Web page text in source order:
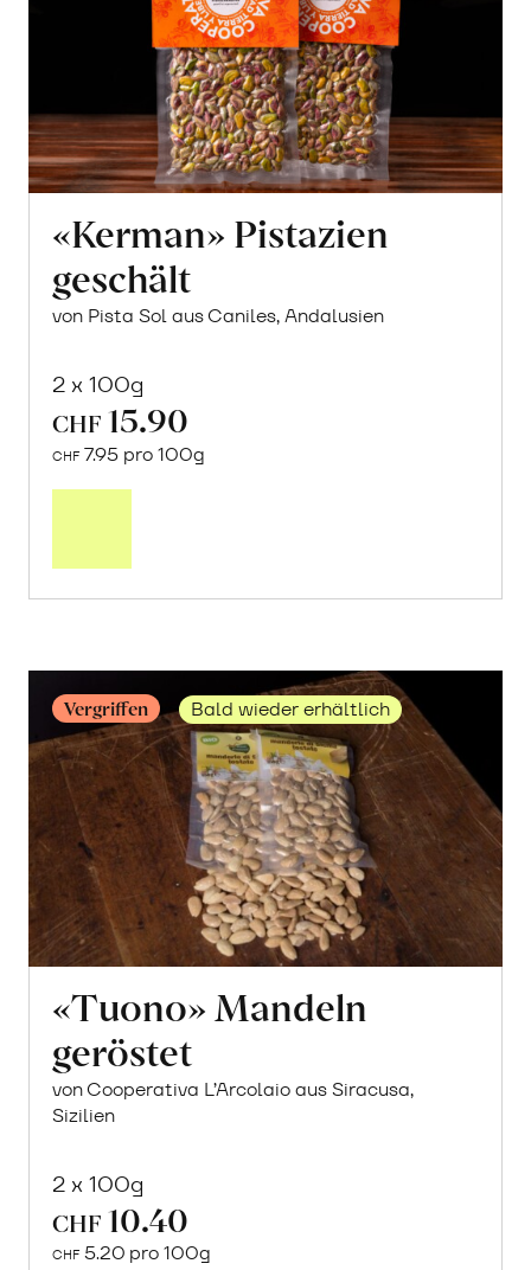
«Kerman» Pistazien
geschält
von Pista Sol aus Caniles, Andalusien
2 x 100g
CHF 15.90
CHF 7.95 pro 100g
geschält
Vergriffen Bald wieder erhältlich
«Tuono» Mandeln
geröstet
von Cooperativa L’Arcolaio aus Siracusa,
Sizilien
2 x 100g
CHF 10.40
CHF 5.20 pro 100g